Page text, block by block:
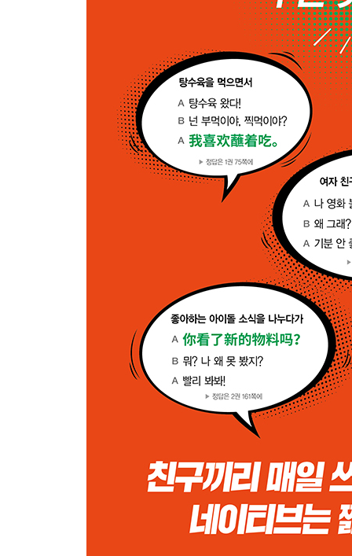
Part08 네이티브가 덕질하며 나누는 대화 20
Part09 네이티브가 건강에 대해 나누는 대화 20
망각방지장치1
망각방지장치2
Part10 네이티브가 SNS하며 나누는 대화 20
망각방지장치1
망각방지장치2